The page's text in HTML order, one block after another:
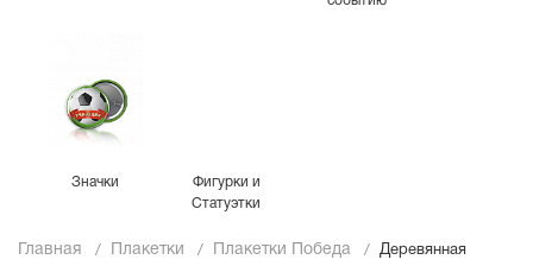
Значки
Фигурки и
Статуэтки
Главная Плакетки Плакетки Победа Деревянная